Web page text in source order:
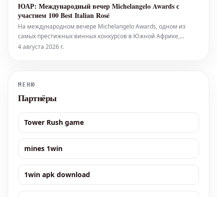
став частью молодежной группировки. Когд
ЮАР: Международный вечер Michelangelo Awards с
участием 100 Best Italian Rosé
На международном вечере Michelangelo Awards, одном из
самых престижных винных конкурсов в Южной Африке,
особое внимание было уделено 100 Best Italian Rosé. Конкурс,
4 августа 2026 г.
МЕНЮ
Партнёры
Tower Rush game
mines 1win
1win apk download